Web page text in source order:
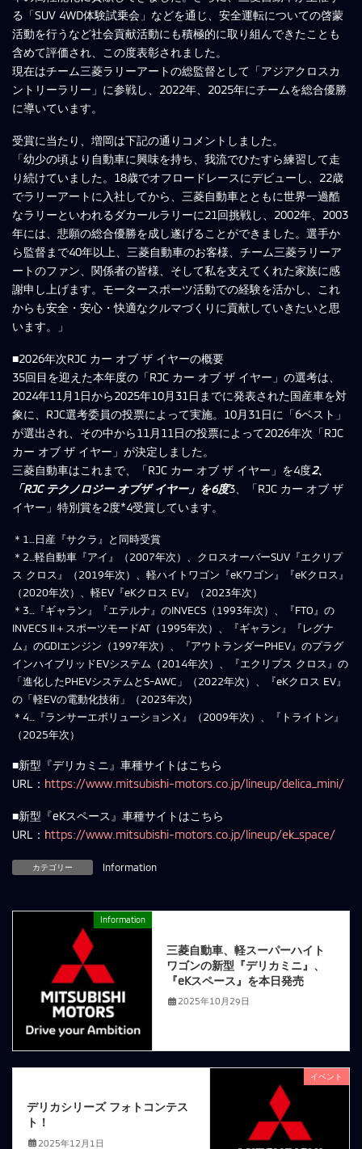
る「SUV 4WD体験試乗会」などを通じ、安全運転についての啓蒙
活動を行うなど社会貢献活動にも積極的に取り組んできたことも
含めて評価され、この度表彰されました。
現在はチーム三菱ラリーアートの総監督として「アジアクロスカ
ントリーラリー」に参戦し、2022年、2025年にチームを総合優勝
に導いています。
受賞に当たり、増岡は下記の通りコメントしました。
「幼少の頃より自動車に興味を持ち、我流でひたすら練習して走
り続けていました。18歳でオフロードレースにデビューし、22歳
でラリーアートに入社してから、三菱自動車とともに世界一過酷
なラリーといわれるダカールラリーに21回挑戦し、2002年、2003
年には、悲願の総合優勝を成し遂げることができました。選手か
ら監督まで40年以上、三菱自動車のお客様、チーム三菱ラリーア
ートのファン、関係者の皆様、そして私を支えてくれた家族に感
謝申し上げます。モータースポーツ活動での経験を活かし、これ
からも安全・安心・快適なクルマづくりに貢献していきたいと思
います。」
■2026年次RJC カー オブ ザ イヤーの概要
35回目を迎えた本年度の「RJC カー オブ ザ イヤー」の選考は、
2024年11月1日から2025年10月31日までに発表された国産車を対
象に、RJC選考委員の投票によって実施。10月31日に「6ベスト」
が選出され、その中から11月11日の投票によって2026年次「RJC
カー オブ ザ イヤー」が決定しました。
三菱自動車はこれまで、「RJC カー オブ ザ イヤー」を4度2、
「RJC テクノロジー オブザ イヤー」を6度3、「RJC カー オブ ザ
イヤー」特別賞を2度*4受賞しています。
＊1…日産『サクラ』と同時受賞
＊2…軽自動車『アイ』（2007年次）、クロスオーバーSUV『エクリプ
ス クロス』（2019年次）、軽ハイトワゴン『eKワゴン』『eKクロス』
（2020年次）、軽EV『eKクロス EV』（2023年次）
＊3…『ギャラン』『エテルナ』のINVECS（1993年次）、『FTO』の
INVECS II＋スポーツモードAT（1995年次）、『ギャラン』『レグナ
ム』のGDIエンジン（1997年次）、『アウトランダーPHEV』のプラグ
インハイブリッドEVシステム（2014年次）、『エクリプス クロス』の
「進化したPHEVシステムとS-AWC」（2022年次）、『eKクロス EV』
の「軽EVの電動化技術」（2023年次）
＊4…『ランサーエボリューションⅩ』（2009年次）、『トライトン』
（2025年次）
■新型『デリカミニ』車種サイトはこちら
URL： https://www.mitsubishi-motors.co.jp/lineup/delica_mini/
■新型『eKスペース』車種サイトはこちら
URL： https://www.mitsubishi-motors.co.jp/lineup/ek_space/
カテゴリー Information
Information
三菱自動車、軽スーパーハイト
ワゴンの新型『デリカミニ』、
『eKスペース』を本日発売
2025年10月29日
イベント
デリカシリーズ フォトコンテス
ト！
2025年12月1日